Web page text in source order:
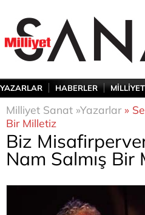
YAZARLAR HABERLER
Milliyet Sanat »Yazarlar»
Bir Milletiz
Biz
Nam Salmış Bir